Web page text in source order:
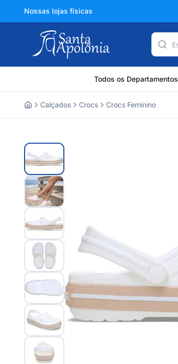
Nossas lojas físicas
Todos os Departamentos
Calçados Crocs Crocs Feminino